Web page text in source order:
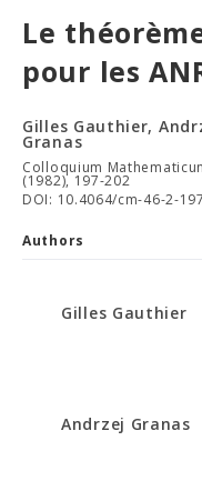
Le
pour les
Gilles Gauthier,
Granas
Colloquium
(1982), 197-202
DOI: 10.4064/cm-46-2-
Authors
Gilles Gauthier
Andrzej Granas